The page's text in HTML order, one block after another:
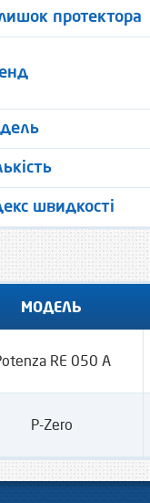
протектора
швидкості
МОДЕЛЬ
RE 050 A
P-Zero